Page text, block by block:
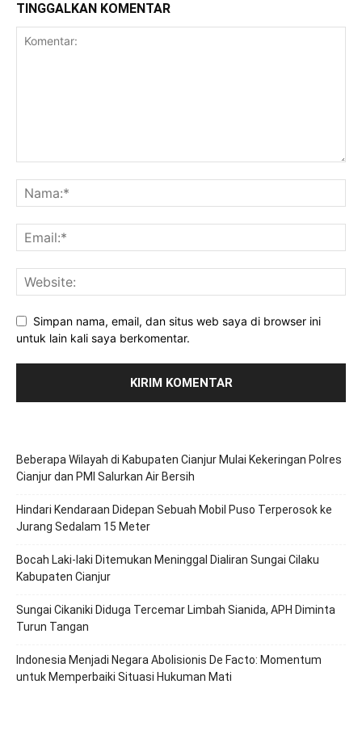
Daerah
TINGGALKAN KOMENTAR
Simpan nama, email, dan situs web saya di browser ini
untuk lain kali saya berkomentar.
Beberapa Wilayah di Kabupaten Cianjur Mulai Kekeringan Polres
Cianjur dan PMI Salurkan Air Bersih
Hindari Kendaraan Didepan Sebuah Mobil Puso Terperosok ke
Jurang Sedalam 15 Meter
Bocah Laki-laki Ditemukan Meninggal Dialiran Sungai Cilaku
Kabupaten Cianjur
Sungai Cikaniki Diduga Tercemar Limbah Sianida, APH Diminta
Turun Tangan
‎Indonesia Menjadi Negara Abolisionis De Facto: Momentum
untuk Memperbaiki Situasi Hukuman Mati